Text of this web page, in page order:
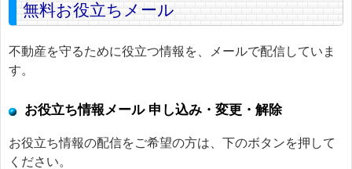
無料お役立ちメール
不動産を守るために役立つ情報を、メールで配信していま
す。
お役立ち情報メール 申し込み・変更・解除
お役立ち情報の配信をご希望の方は、下のボタンを押して
ください。